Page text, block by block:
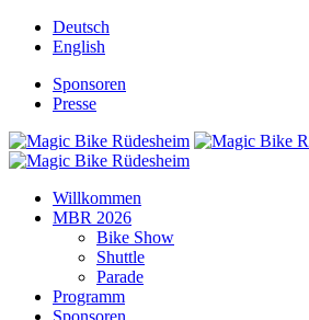
Deutsch
English
Sponsoren
Presse
Willkommen
MBR 2026
Bike Show
Shuttle
Parade
Programm
Sponsoren